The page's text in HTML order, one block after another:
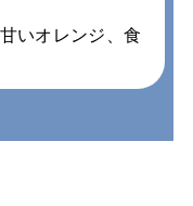
いオレンジ、食